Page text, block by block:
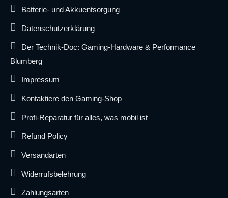
Batterie- und Akkuentsorgung
Datenschutzerklärung
Der Technik-Doc: Gaming-Hardware & Performance
Blumberg
Impressum
Kontaktiere den Gaming-Shop
Profi-Reparatur für alles, was mobil ist
Refund Policy
Versandarten
Widerrufsbelehrung
Zahlungsarten